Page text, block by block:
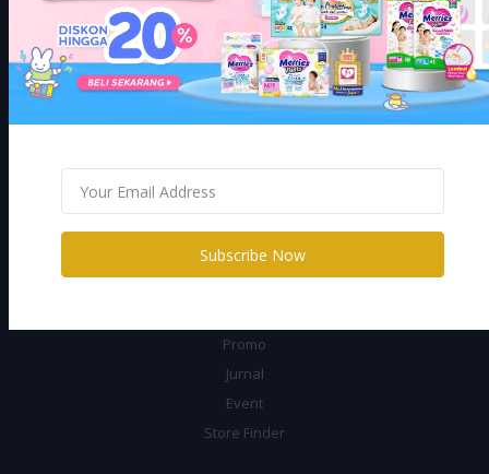
LEGAL
Terms Conditions
Return Policy
Privacy Policy
Shipping Policy
Promo
Jurnal
Event
Store Finder
Subscribe Now